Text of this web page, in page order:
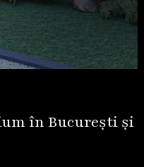
în București și